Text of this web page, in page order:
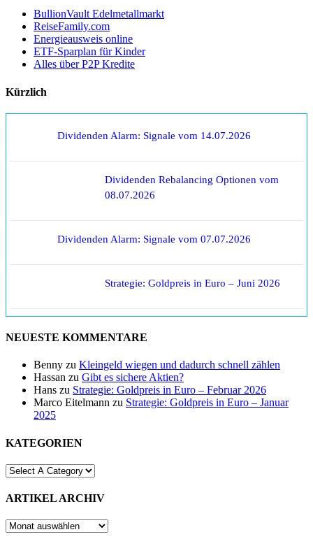
BullionVault Edelmetallmarkt
ReiseFamily.com
Energieausweis online
ETF-Sparplan für Kinder
Alles über P2P Kredite
Kürzlich
Dividenden Alarm: Signale vom 14.07.2026
Dividenden Rebalancing Optionen vom
08.07.2026
Dividenden Alarm: Signale vom 07.07.2026
Strategie: Goldpreis in Euro – Juni 2026
NEUESTE KOMMENTARE
Benny zu Kleingeld wiegen und dadurch schnell zählen
Hassan zu Gibt es sichere Aktien?
Hans zu Strategie: Goldpreis in Euro – Februar 2026
Marco Eitelmann zu Strategie: Goldpreis in Euro – Januar
2025
KATEGORIEN
ARTIKEL ARCHIV
ARTIKEL